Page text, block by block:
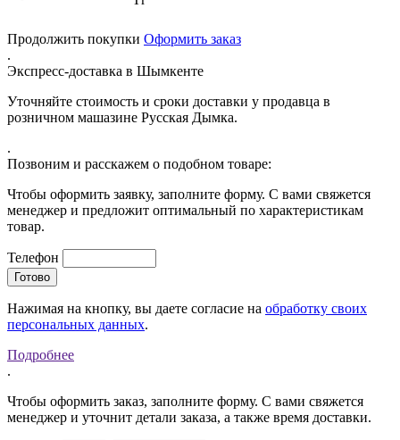
Продолжить покупки Оформить заказ
.
Экспресс-доставка в Шымкенте
Уточняйте стоимость и сроки доставки у продавца в
розничном машазине Русская Дымка.
.
Позвоним и расскажем о подобном товаре:
Чтобы оформить заявку, заполните форму. С вами свяжется
менеджер и предложит оптимальный по характеристикам
товар.
Телефон
Нажимая на кнопку, вы даете согласие на обработку своих
персональных данных.
Подробнее
.
Чтобы оформить заказ, заполните форму. С вами свяжется
менеджер и уточнит детали заказа, а также время доставки.